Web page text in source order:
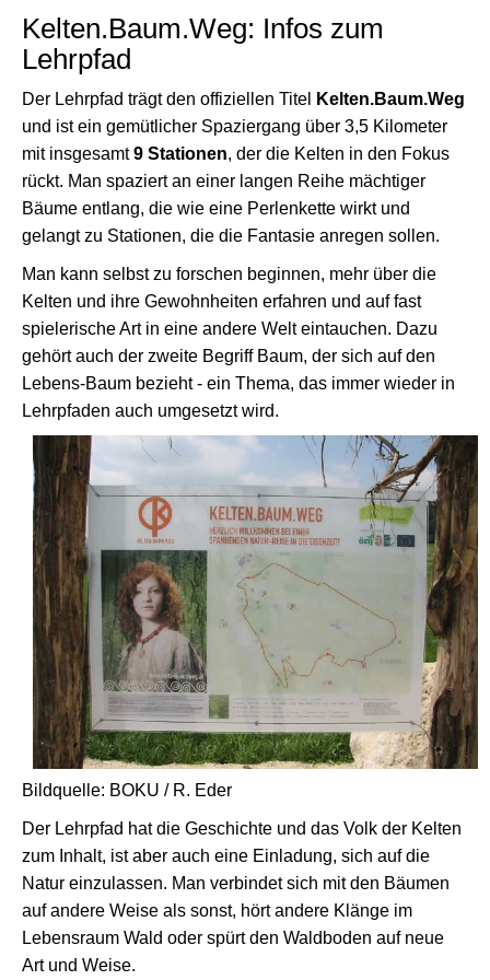
Kelten.Baum.Weg: Infos zum
Lehrpfad
Der Lehrpfad trägt den offiziellen Titel
Kelten.Baum.Weg
und ist ein gemütlicher Spaziergang über 3,5 Kilometer
mit insgesamt9 Stationen, der die Kelten in den Fokus
rückt. Man spaziert an einer langen Reihe mächtiger
Bäume entlang, die wie eine Perlenkette wirkt und
gelangt zu Stationen, die die Fantasie anregen sollen.
Man kann selbst zu forschen beginnen, mehr über die
Kelten und ihre Gewohnheiten erfahren und auf fast
spielerische Art in eine andere Welt eintauchen. Dazu
gehört auch der zweite Begriff Baum, der sich auf den
Lebens-Baum bezieht - ein Thema, das immer wieder in
Lehrpfaden auch umgesetzt wird.
Bildquelle: BOKU / R. Eder
Der Lehrpfad hat die Geschichte und das Volk der Kelten
zum Inhalt, ist aber auch eine Einladung, sich auf die
Natur einzulassen. Man verbindet sich mit den Bäumen
auf andere Weise als sonst, hört andere Klänge im
Lebensraum Wald oder spürt den Waldboden auf neue
Art und Weise.